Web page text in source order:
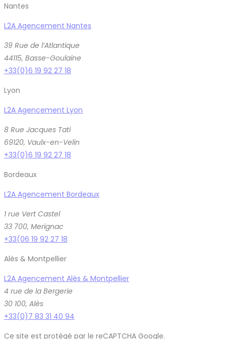
Nantes
L2A Agencement Nantes
39 Rue de l’Atlantique
44115, Basse-Goulaine
+33(0)6 19 92 27 18
Lyon
L2A Agencement Lyon
8 Rue Jacques Tati
69120, Vaulx-en-Velin
+33(0)6 19 92 27 18
Bordeaux
L2A Agencement Bordeaux
1 rue Vert Castel
33 700, Merignac
+33(06 19 92 27 18
Alès & Montpellier
L2A Agencement Alès & Montpellier
4 rue de la Bergerie
30 100, Alès
+33(0)7 83 31 40 94
Ce site est protégé par le reCAPTCHA Google.